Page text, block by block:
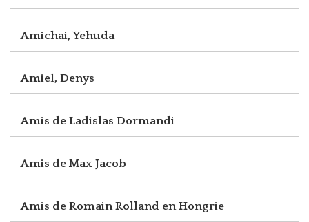
Amichai, Yehuda
Amiel, Denys
Amis de Ladislas Dormandi
Amis de Max Jacob
Amis de Romain Rolland en Hongrie